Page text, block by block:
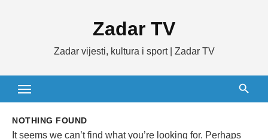
Zadar TV
Zadar vijesti, kultura i sport | Zadar TV
NOTHING FOUND
It seems we can’t find what you’re looking for. Perhaps